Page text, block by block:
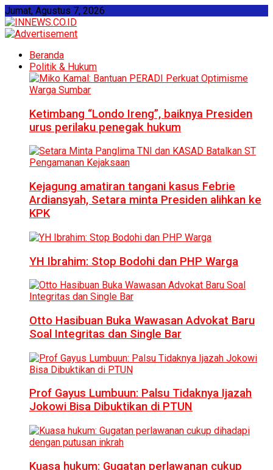
Jumat, Agustus 7, 2026
Beranda
Politik & Hukum
Ketimbang “Londo Ireng”, baiknya Presiden
urus perilaku penegak hukum
Kejagung amatiran tangani kasus Febrie
Ardiansyah, Setara minta Presiden alihkan ke
KPK
YH Ibrahim: Stop Bodohi dan PHP Warga
Otto Hasibuan Buka Wawasan Advokat Baru
Soal Integritas dan Single Bar
Prof Gayus Lumbuun: Palsu Tidaknya Ijazah
Jokowi Bisa Dibuktikan di PTUN
Kuasa hukum: Gugatan perlawanan cukup